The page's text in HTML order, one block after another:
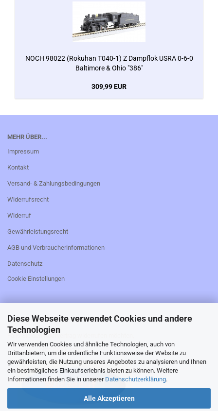
Diese Webseite verwendet Cookies und andere
Technologien
Wir verwenden Cookies und ähnliche Technologien, auch von
Drittanbietern, um die ordentliche Funktionsweise der Website zu
gewährleisten, die Nutzung unseres Angebotes zu analysieren und Ihnen
ein bestmögliches Einkaufserlebnis bieten zu können. Weitere
Informationen finden Sie in unserer Datenschutzerklärung.
Alle Akzeptieren
NOCH 98022 (Rokuhan T040-1) Z Dampflok USRA 0-6-0
Baltimore & Ohio "386"
309,99 EUR
MEHR ÜBER...
Impressum
Kontakt
Versand- & Zahlungsbedingungen
Widerrufsrecht
Widerruf
Gewährleistungsrecht
AGB und Verbraucherinformationen
Datenschutz
Cookie Einstellungen
_________________________________________________
Falls Sie den Kaufvertrag widerrufen möchten,
bitte hier klicken: